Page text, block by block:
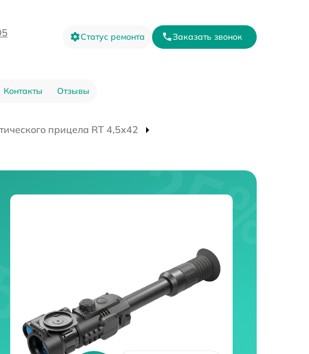
Статус ремонта Заказать звонок
Контакты Отзывы
прицела RT 4,5х42